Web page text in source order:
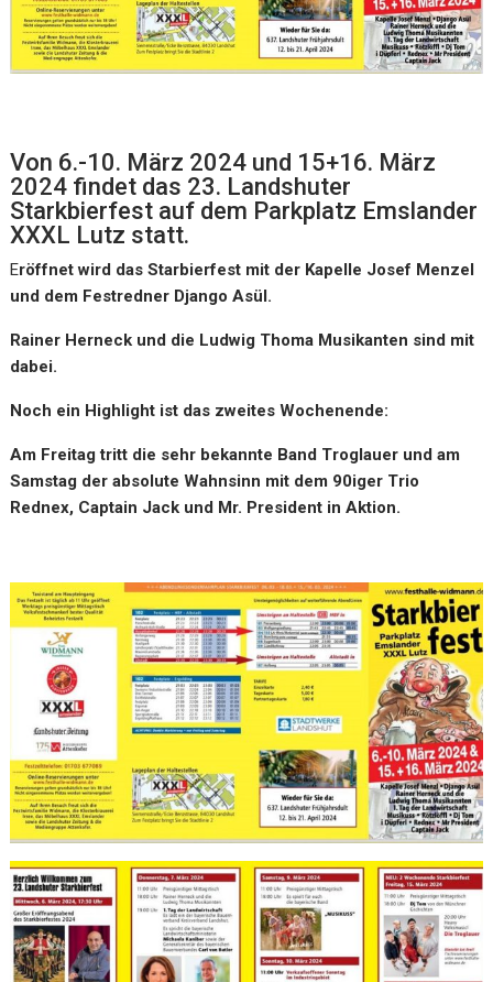
Von 6.-10. März 2024 und 15+16. März
2024 findet das 23. Landshuter
Starkbierfest auf dem Parkplatz Emslander
XXXL Lutz statt.
Eröffnet wird das Starbierfest mit der Kapelle Josef Menzel
und dem Festredner Django Asül.
Rainer Herneck und die Ludwig Thoma Musikanten sind mit
dabei.
Noch ein Highlight ist das zweites Wochenende:
Am Freitag tritt die sehr bekannte Band Troglauer und am
Samstag der absolute Wahnsinn mit dem 90iger Trio
Rednex, Captain Jack und Mr. President in Aktion.